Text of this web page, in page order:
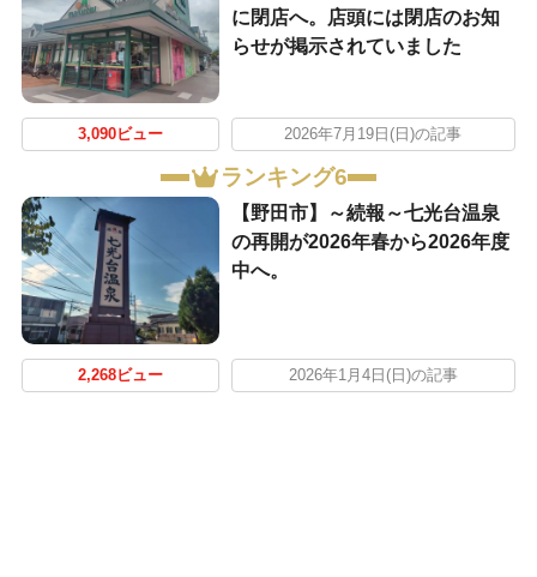
に閉店へ。店頭には閉店のお知
らせが掲示されていました
3,090ビュー 2026年7月19日(日)の記事
ランキング6
【野田市】～続報～七光台温泉
の再開が2026年春から2026年度
中へ。
2,268ビュー 2026年1月4日(日)の記事